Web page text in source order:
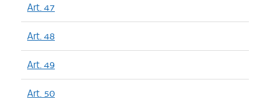
Art. 47
Art. 48
Art. 49
Art. 50